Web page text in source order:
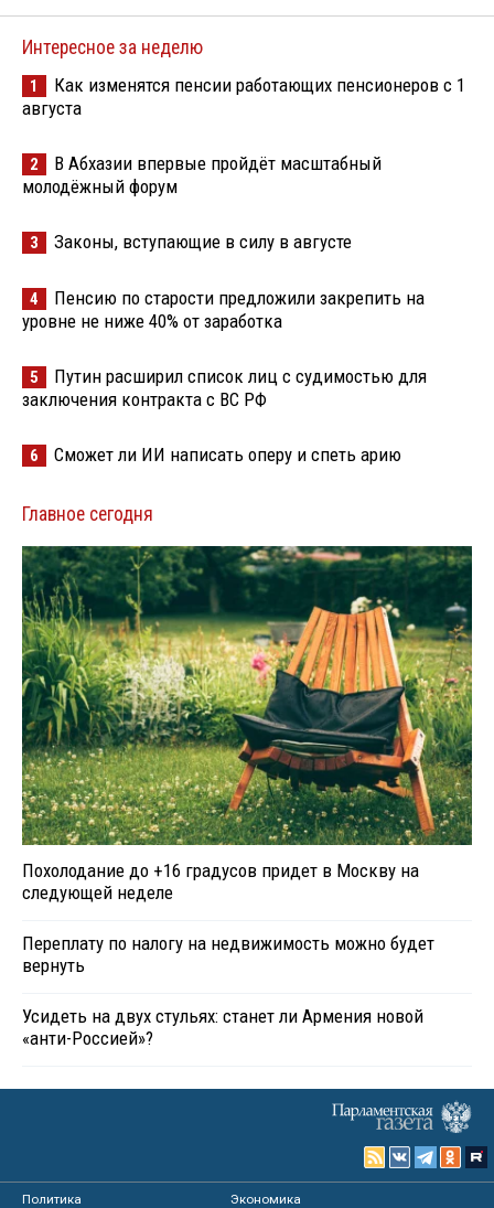
Интересное за неделю
1
Как изменятся пенсии работающих пенсионеров с 1
августа
2
В Абхазии впервые пройдёт масштабный
молодёжный форум
3 Законы, вступающие в силу в августе
4
Пенсию по старости предложили закрепить на
уровне не ниже 40% от заработка
5
Путин расширил список лиц с судимостью для
заключения контракта с ВС РФ
6 Сможет ли ИИ написать оперу и спеть арию
Главное сегодня
Похолодание до +16 градусов придет в Москву на
следующей неделе
Переплату по налогу на недвижимость можно будет
вернуть
Усидеть на двух стульях: станет ли Армения новой
«анти-Россией»?
Политика
Экономика